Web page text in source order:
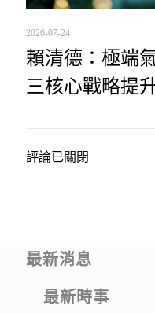
2026-07-24
賴清德：極端
三核心戰略提
評論已關閉
最新消息
最新時事